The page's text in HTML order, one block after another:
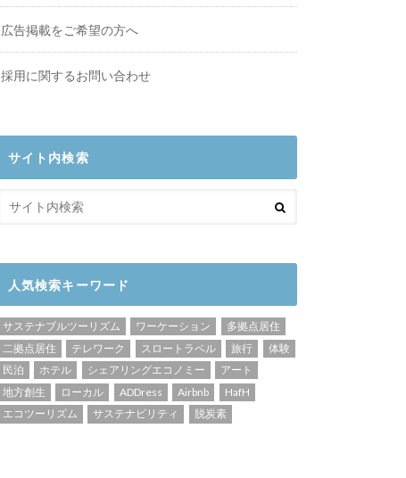
広告掲載をご希望の方へ
採用に関するお問い合わせ
サイト内検索
人気検索キーワード
サステナブルツーリズム ワーケーション
多拠点居住
二拠点居住
テレワーク スロートラベル 旅行
体験
民泊
ホテル シェアリングエコノミー
アート
地方創生
ローカル ADDress Airbnb
HafH
エコツーリズム
サステナビリティ 脱炭素